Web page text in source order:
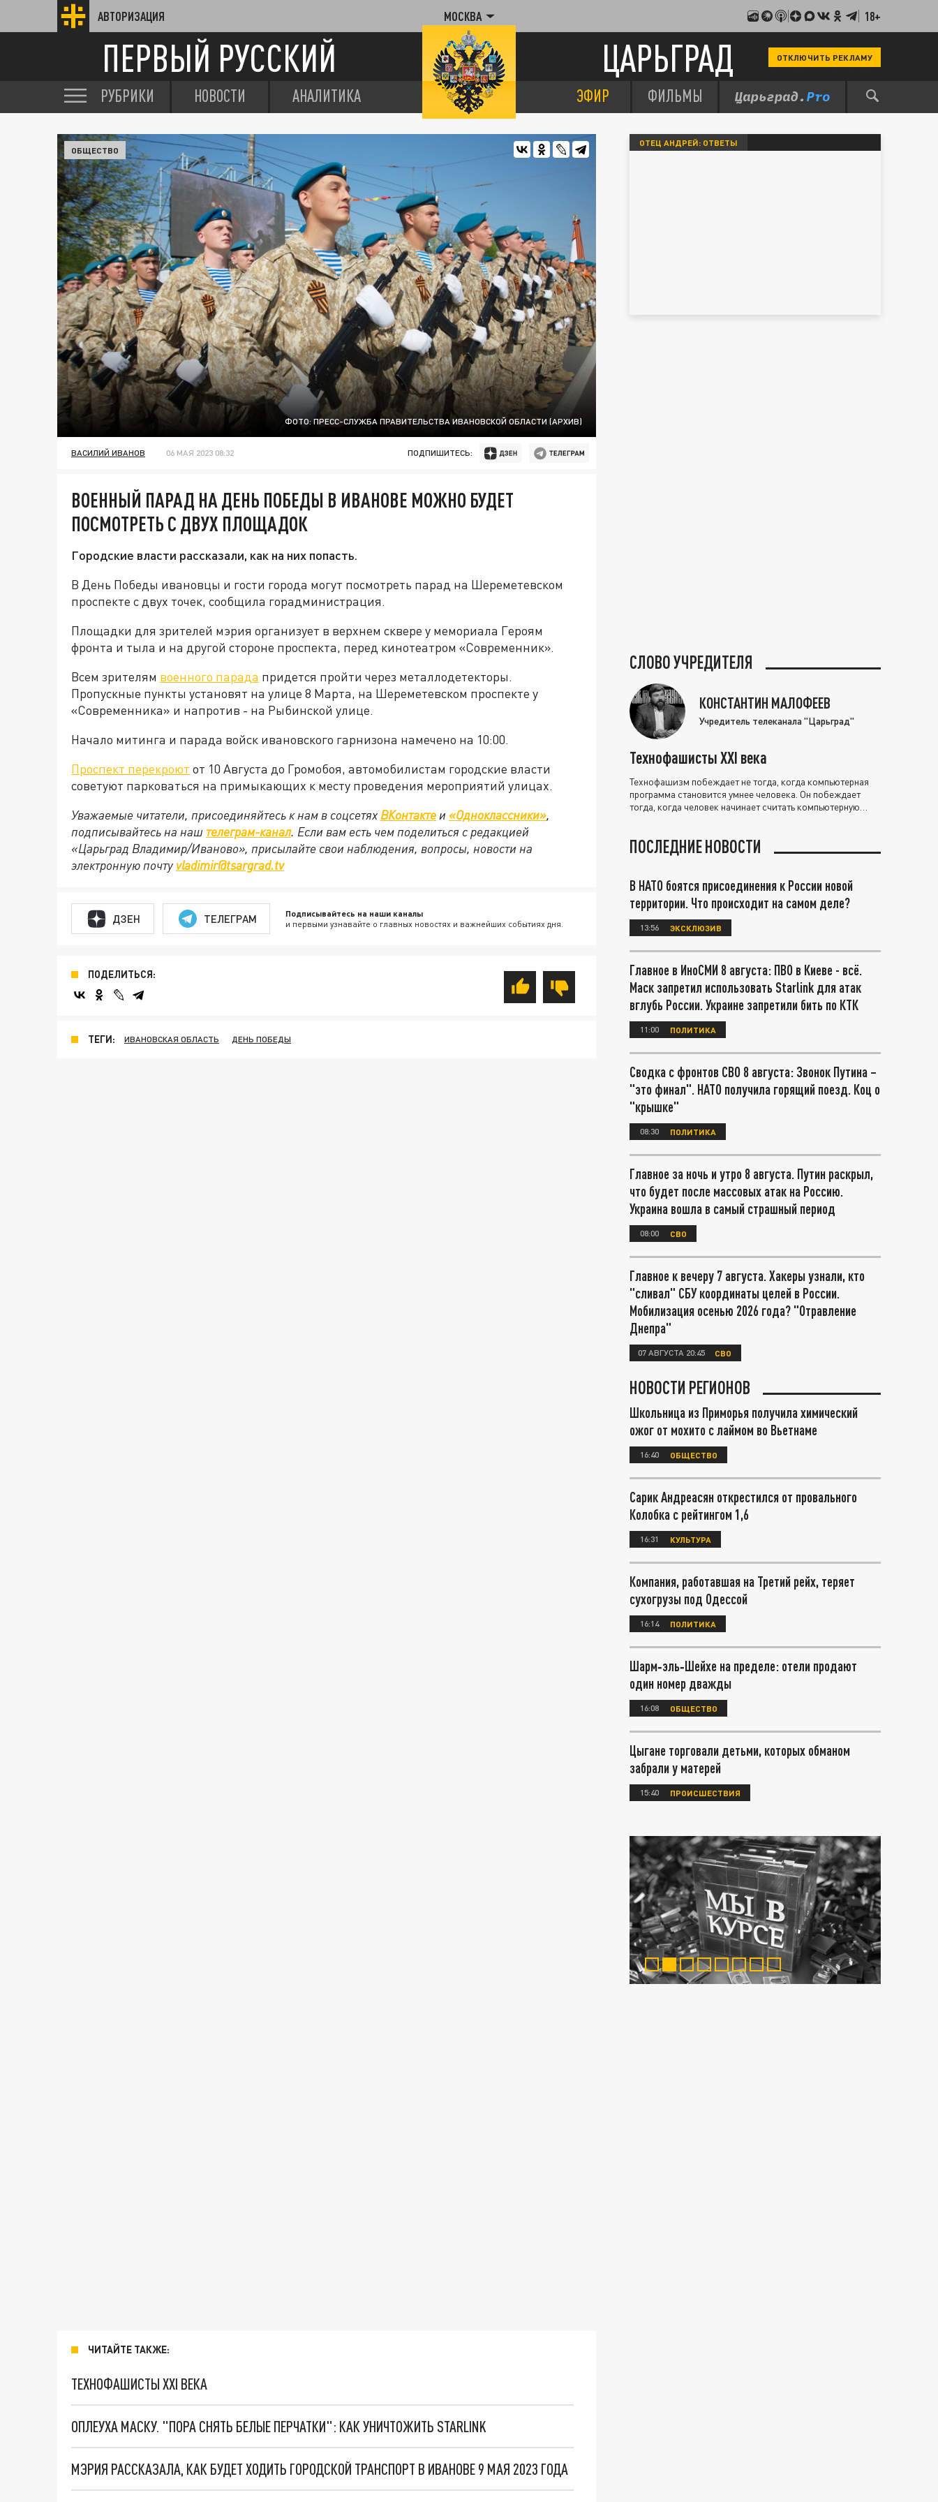
АВТОРИЗАЦИЯ МОСКВА 18+
ПЕРВЫЙ РУССКИЙ ЦАРЬГРАД ОТКЛЮЧИТЬ РЕКЛАМУ
РУБРИКИ НОВОСТИ АНАЛИТИКА ЭФИР ФИЛЬМЫ
ФОТО: ПРЕСС-СЛУЖБА ПРАВИТЕЛЬСТВА ИВАНОВСКОЙ ОБЛАСТИ (АРХИВ)
ОБЩЕСТВО
ВАСИЛИЙ ИВАНОВ 06 МАЯ 2023 08:32 ПОДПИШИТЕСЬ:
ВОЕННЫЙ ПАРАД НА ДЕНЬ ПОБЕДЫ В ИВАНОВЕ МОЖНО БУДЕТ
ПОСМОТРЕТЬ С ДВУХ ПЛОЩАДОК
Городские власти рассказали, как на них попасть.
В День Победы ивановцы и гости города могут посмотреть парад на Шереметевском
проспекте с двух точек, сообщила горадминистрация.
Площадки для зрителей мэрия организует в верхнем сквере у мемориала Героям
фронта и тыла и на другой стороне проспекта, перед кинотеатром «Современник».
Всем зрителям военного парада придется пройти через металлодетекторы.
Пропускные пункты установят на улице 8 Марта, на Шереметевском проспекте у
«Современника» и напротив - на Рыбинской улице.
Начало митинга и парада войск ивановского гарнизона намечено на 10:00.
Проспект перекроют от 10 Августа до Громобоя, автомобилистам городские власти
советуют парковаться на примыкающих к месту проведения мероприятий улицах.
Уважаемые читатели, присоединяйтесь к нам в соцсетях ВКонтакте и «Одноклассники»,
подписывайтесь на наш телеграм-канал. Если вам есть чем поделиться с редакцией
«Царьград Владимир/Иваново», присылайте свои наблюдения, вопросы, новости на
электронную почту vladimir@tsargrad.tv
ДЗЕН ТЕЛЕГРАМ Подписывайтесь на наши каналы
и первыми узнавайте о главных новостях и важнейших событиях дня.
ПОДЕЛИТЬСЯ:
ТЕГИ: ИВАНОВСКАЯ ОБЛАСТЬ ДЕНЬ ПОБЕДЫ
ЧИТАЙТЕ ТАКЖЕ:
ТЕХНОФАШИСТЫ XXI ВЕКА
ОПЛЕУХА МАСКУ. "ПОРА СНЯТЬ БЕЛЫЕ ПЕРЧАТКИ": КАК УНИЧТОЖИТЬ STARLINK
МЭРИЯ РАССКАЗАЛА, КАК БУДЕТ ХОДИТЬ ГОРОДСКОЙ ТРАНСПОРТ В ИВАНОВЕ 9 МАЯ 2023 ГОДА
ОТЕЦ АНДРЕЙ: ОТВЕТЫ
СЛОВО УЧРЕДИТЕЛЯ
КОНСТАНТИН МАЛОФЕЕВ
Учредитель телеканала "Царьград"
Технофашисты XXI века
Технофашизм побеждает не тогда, когда компьютерная
программа становится умнее человека. Он побеждает
тогда, когда человек начинает считать компьютерную
ПОСЛЕДНИЕ НОВОСТИ
В НАТО боятся присоединения к России новой
территории. Что происходит на самом деле?
13:56 ЭКСКЛЮЗИВ
Главное в ИноСМИ 8 августа: ПВО в Киеве - всё.
Маск запретил использовать Starlink для атак
вглубь России. Украине запретили бить по КТК
11:00 ПОЛИТИКА
Сводка с фронтов СВО 8 августа: Звонок Путина –
"это финал". НАТО получила горящий поезд. Коц о
"крышке"
08:30 ПОЛИТИКА
Главное за ночь и утро 8 августа. Путин раскрыл,
что будет после массовых атак на Россию.
Украина вошла в самый страшный период
08:00 СВО
Главное к вечеру 7 августа. Хакеры узнали, кто
"сливал" СБУ координаты целей в России.
Мобилизация осенью 2026 года? "Отравление
Днепра"
07 АВГУСТА 20:45 СВО
НОВОСТИ РЕГИОНОВ
Школьница из Приморья получила химический
ожог от мохито с лаймом во Вьетнаме
16:40 ОБЩЕСТВО
Сарик Андреасян открестился от провального
Колобка с рейтингом 1,6
16:31 КУЛЬТУРА
Компания, работавшая на Третий рейх, теряет
сухогрузы под Одессой
16:14 ПОЛИТИКА
Шарм‑эль‑Шейхе на пределе: отели продают
один номер дважды
16:08 ОБЩЕСТВО
Цыгане торговали детьми, которых обманом
забрали у матерей
15:40 ПРОИСШЕСТВИЯ